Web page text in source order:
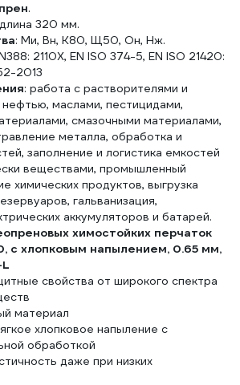
.
320 мм.
: Ми, Вн, К80, Щ50, Он, Нж.
2110X, EN ISO 374-5, EN ISO 21420:
2013
: работа с растворителями и
маслами, пестицидами,
смазочными материалами,
металла, обработка и
заполнение и логистика емкостей
веществами, промышленный
химических продуктов, выгрузка
гальванизация,
аккумуляторов и батарей.
химостойких перчаток
с хлопковым напылением, 0.65 мм,
свойства от широкого спектра
материал
хлопковое напыление с
обработкой
даже при низких